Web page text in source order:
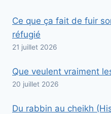
Ce que ça fait de fuir
réfugié
21 juillet 2026
Que veulent vraiment
20 juillet 2026
Du rabbin au cheikh